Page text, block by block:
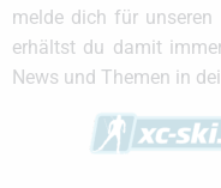
melde dich für unseren
erhältst du damit
News und Themen in